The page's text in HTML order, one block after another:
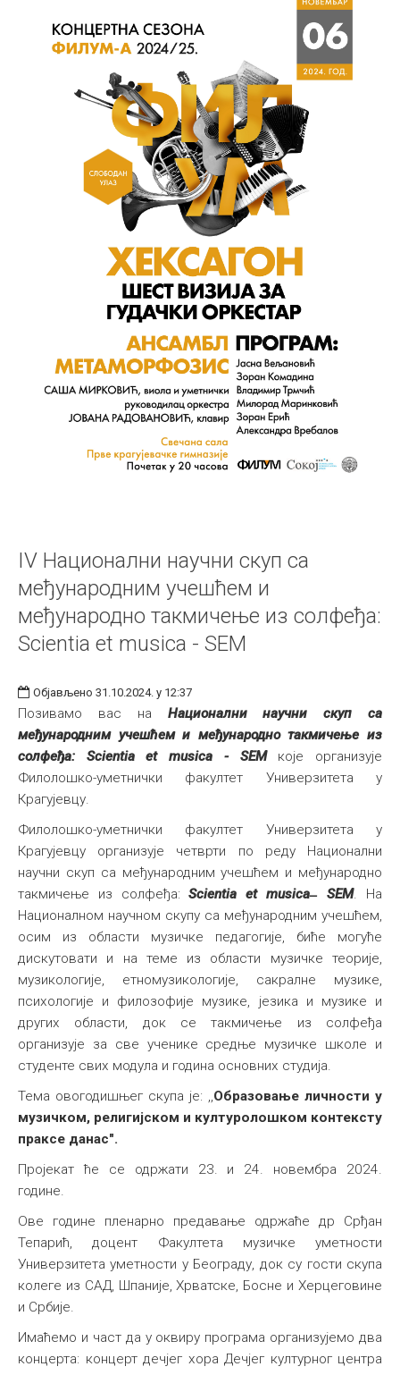
IV Национални научни скуп са
међународним учешћем и
међународно такмичење из солфеђа:
Scientia et musica - SEM
Објављено 31.10.2024. у 12:37
Позивамо вас на Национални научни скуп са
међународним учешћем и међународно такмичење из
солфеђа: Scientia et musica - SEMкоје организује
Филолошко-уметнички факултет Универзитета у
Крагујевцу.
Филолошко-уметнички факултет Универзитета у
Крагујевцу организује четврти по реду Национални
научни скуп са међународним учешћем и међународно
такмичење из солфеђа:Scientia et musica ̶ SEM. На
Националном научном скупу са међународним учешћем,
осим из области музичке педагогије, биће могуће
дискутовати и на теме из области музичке теорије,
музикологије, етномузикологије, сакралне музике,
психологије и филозофије музике, језика и музике и
других области, док се такмичење из солфеђа
организује за све ученике средње музичке школе и
студенте свих модула и година основних студија.
Тема овогодишњег скупа је: ,,Образовање личности у
музичком, религијском и културолошком контексту
праксе данас".
Пројекат ће се одржати 23. и 24. новембра 2024.
године.
Ове године пленарно предавање одржаће др Срђан
Тепарић, доцент Факултета музичке уметности
Универзитета уметности у Београду, док су гости скупа
колеге из САД, Шпаније, Хрватске, Босне и Херцеговине
и Србије.
Имаћемо и част да у оквиру програма организујемо два
концерта: концерт дечјег хора Дечјег културног центра